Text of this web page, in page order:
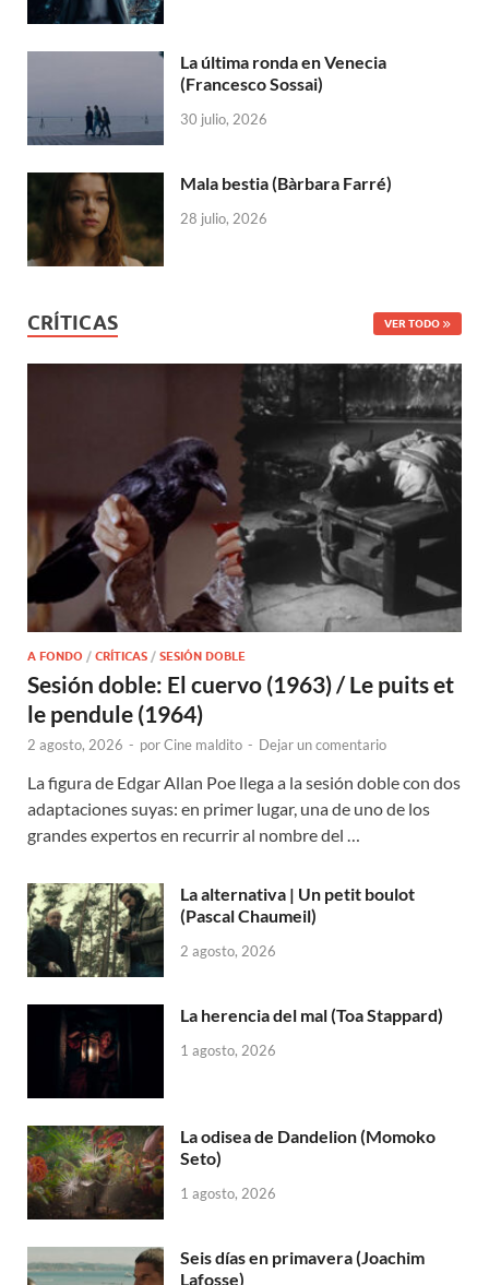
La última ronda en Venecia
(Francesco Sossai)
30 julio, 2026
Mala bestia (Bàrbara Farré)
28 julio, 2026
CRÍTICAS VER TODO
A FONDO / CRÍTICAS / SESIÓN DOBLE
Sesión doble: El cuervo (1963) / Le puits et
le pendule (1964)
2 agosto, 2026 - porCine maldito - Dejar un comentario
La figura de Edgar Allan Poe llega a la sesión doble con dos
adaptaciones suyas: en primer lugar, una de uno de los
grandes expertos en recurrir al nombre del …
La alternativa | Un petit boulot
(Pascal Chaumeil)
2 agosto, 2026
La herencia del mal (Toa Stappard)
1 agosto, 2026
La odisea de Dandelion (Momoko
Seto)
1 agosto, 2026
Seis días en primavera (Joachim
Lafosse)